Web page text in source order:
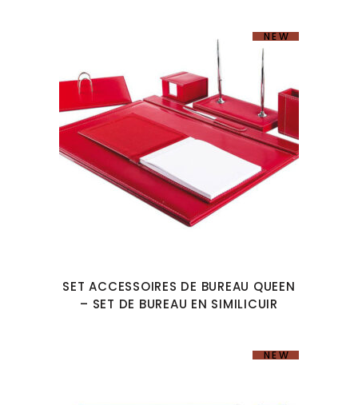
NEW
SET ACCESSOIRES DE BUREAU QUEEN
– SET DE BUREAU EN SIMILICUIR
NEW